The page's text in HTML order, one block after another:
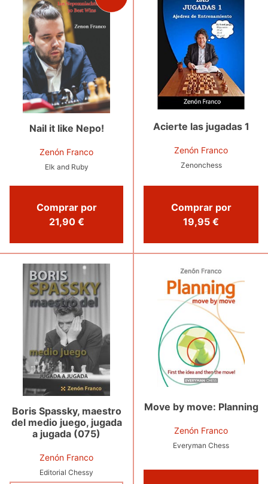
Nail it like Nepo!
Zenón Franco
Elk and Ruby
Comprar por
21,90 €
Acierte las jugadas 1
Zenón Franco
Zenonchess
Comprar por
19,95 €
Boris Spassky, maestro
del medio juego, jugada
a jugada (075)
Zenón Franco
Editorial Chessy
Move by move: Planning
Zenón Franco
Everyman Chess